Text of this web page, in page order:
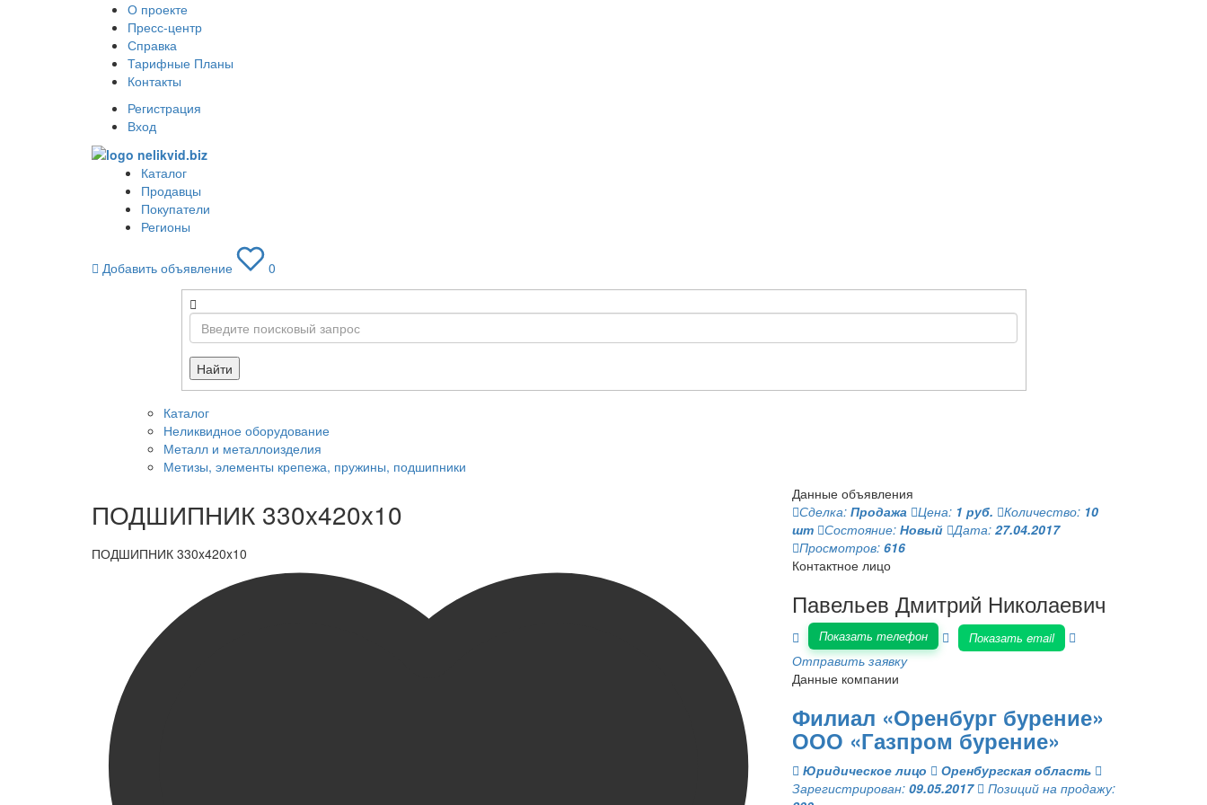
О проекте
Пресс-центр
Справка
Тарифные Планы
Контакты
Регистрация
Вход
Каталог
Продавцы
Покупатели
Регионы
Добавить объявление 0
Найти
Каталог
Неликвидное оборудование
Металл и металлоизделия
Метизы, элементы крепежа, пружины, подшипники
ПОДШИПНИК 330x420x10
ПОДШИПНИК 330x420x10
Данные объявления
Сделка: Продажа Цена: 1 руб. Количество: 10
шт Состояние: Новый Дата: 27.04.2017
Просмотров: 616
Контактное лицо
Павельев Дмитрий Николаевич
Показать телефон Показать email
Отправить заявку
Данные компании
Филиал «Оренбург бурение»
ООО «Газпром бурение»
Юридическое лицо
Оренбургская область
Зарегистрирован: 09.05.2017
Позиций на продажу: